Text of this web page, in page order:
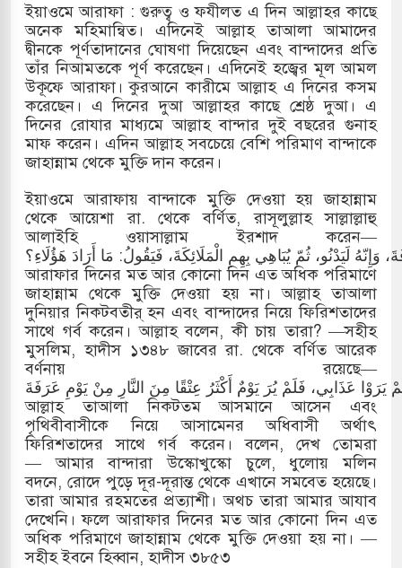
ইয়াওমে আরাফা : গুরুত্ব ও ফযীলত এ দিন আল্লাহর কাছে
অনেক মহিমান্বিত। এদিনেই আল্লাহ তাআলা আমাদের
দ্বীনকে পূর্ণতাদানের ঘোষণা দিয়েছেন এবং বান্দাদের প্রতি
তাঁর নিআমতকে পূর্ণ করেছেন। এদিনেই হজ্বের মূল আমল
উকূফে আরাফা। কুরআনে কারীমে আল্লাহ এ দিনের কসম
করেছেন। এ দিনের দুআ আল্লাহর কাছে শ্রেষ্ঠ দুআ। এ
দিনের রোযার মাধ্যমে আল্লাহ বান্দার দুই বছরের গুনাহ
মাফ করেন। এদিন আল্লাহ সবচেয়ে বেশি পরিমাণ বান্দাকে
জাহান্নাম থেকে মুক্তি দান করেন।
ইয়াওমে আরাফায় বান্দাকে মুক্তি দেওয়া হয় জাহান্নাম
থেকে আয়েশা রা. থেকে বর্ণিত, রাসূলুল্লাহ সাল্লাল্লাহু
আলাইহি ওয়াসাল্লাম ইরশাদ করেন—
لَيَدْنُو، ثُمّ يُبَاهِي بِهِمِ الْمَلَائِكَةَ، فَيَقُولُ: مَا أَرَادَ هَؤُلَاءِ؟
আরাফার দিনের মত আর কোনো দিন এত অধিক পরিমাণে
জাহান্নাম থেকে মুক্তি দেওয়া হয় না। আল্লাহ তাআলা
দুনিয়ার নিকটবতীর্ হন এবং বান্দাদের নিয়ে ফিরিশতাদের
সাথে গর্ব করেন। আল্লাহ বলেন, কী চায় তারা? —সহীহ
মুসলিম, হাদীস ১৩৪৮ জাবের রা. থেকে বর্ণিত আরেক
বর্ণনায় রয়েছে—
عَذَابِي، فَلَمْ يُرَ يَوْمٌ أَكْثَرُ عِتْقًا مِنَ النَّارِ مِنْ يَوْمِ عَرَفَةَ.
আল্লাহ তাআলা নিকটতম আসমানে আসেন এবং
পৃথিবীবাসীকে নিয়ে আসামেনর অধিবাসী অর্থাৎ
ফিরিশতাদের সাথে গর্ব করেন। বলেন, দেখ তোমরা
— আমার বান্দারা উস্কোখুস্কো চুলে, ধুলোয় মলিন
বদনে, রোদে পুড়ে দূর-দূরান্ত থেকে এখানে সমবেত হয়েছে।
তারা আমার রহমতের প্রত্যাশী। অথচ তারা আমার আযাব
দেখেনি। ফলে আরাফার দিনের মত আর কোনো দিন এত
অধিক পরিমাণে জাহান্নাম থেকে মুক্তি দেওয়া হয় না। —
সহীহ ইবনে হিব্বান, হাদীস ৩৮৫৩